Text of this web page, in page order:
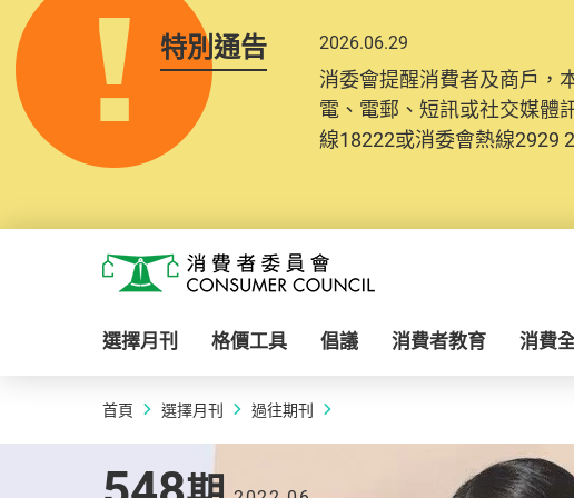
特別通告 2026.06.29
消委會提醒消費者及商戶，
電、電郵、短訊或社交媒體
線18222或消委會熱線2929
消費者委員會
選擇月刊 格價工具 倡議 消費者教育 消費
首頁 選擇月刊 過往期刊
2022.06 | 548期